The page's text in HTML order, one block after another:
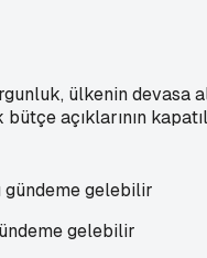
ülkenin devasa
bütçe açıklarının
gelebilir